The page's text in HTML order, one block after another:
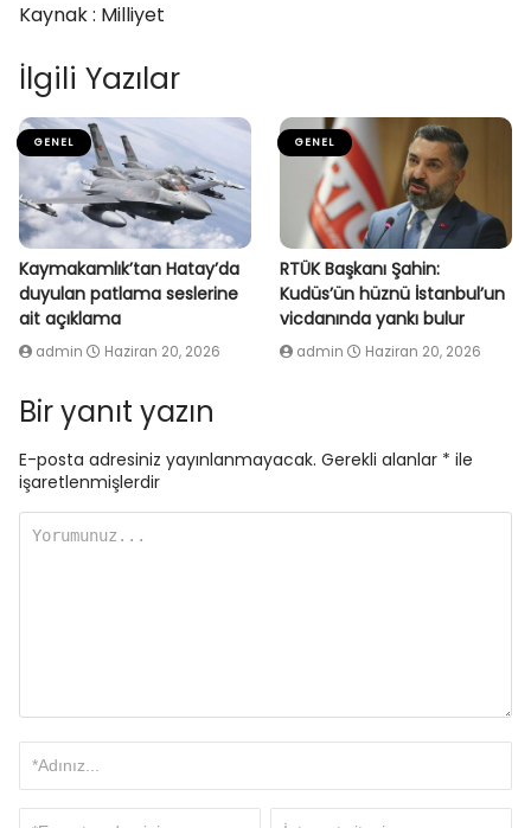
Kaynak : Milliyet
İlgili Yazılar
GENEL
Kaymakamlık’tan Hatay’da
duyulan patlama seslerine
ait açıklama
admin Haziran 20, 2026
GENEL
RTÜK Başkanı Şahin:
Kudüs’ün hüznü İstanbul’un
vicdanında yankı bulur
admin Haziran 20, 2026
Bir yanıt yazın
E-posta adresiniz yayınlanmayacak. Gerekli alanlar * ile
işaretlenmişlerdir